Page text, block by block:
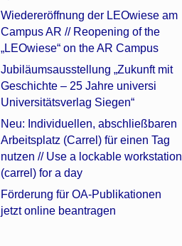
Wiedereröffnung der LEOwiese am
Campus AR // Reopening of the
„LEOwiese“ on the AR Campus
Jubiläumsausstellung „Zukunft mit
Geschichte – 25 Jahre universi
Universitätsverlag Siegen“
Neu: Individuellen, abschließbaren
Arbeitsplatz (Carrel) für einen Tag
nutzen // Use a lockable workstation
(carrel) for a day
Förderung für OA-Publikationen
jetzt online beantragen